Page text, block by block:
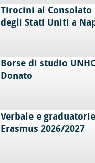
Tirocini al Consolato
degli Stati Uniti a
Borse di studio
Donato
Verbale e
Erasmus 2026/2027